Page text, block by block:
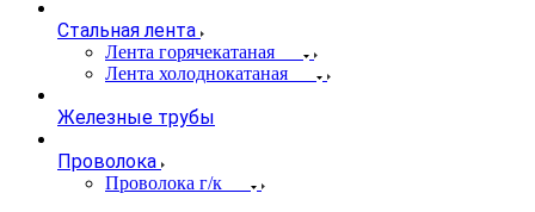
Стальная лента
Лента горячекатаная
Лента холоднокатаная
Железные трубы
Проволока
Проволока г/к